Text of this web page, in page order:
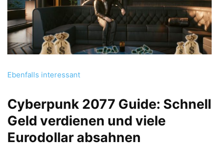
Ebenfalls interessant
Cyberpunk 2077 Guide: Schnell
Geld verdienen und viele
Eurodollar absahnen